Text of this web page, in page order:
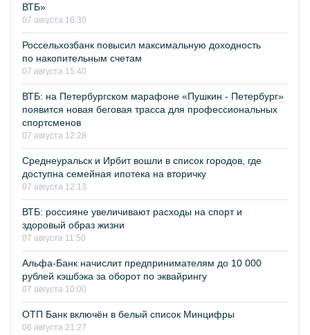
ВТБ»
07 августа 16:30
Россельхозбанк повысил максимальную доходность
по накопительным счетам
07 августа 15:40
ВТБ: на Петербургском марафоне «Пушкин - Петербург»
появится новая беговая трасса для профессиональных
спортсменов
07 августа 12:28
Среднеуральск и Ирбит вошли в список городов, где
доступна семейная ипотека на вторичку
07 августа 12:13
ВТБ: россияне увеличивают расходы на спорт и
здоровый образ жизни
07 августа 11:50
Альфа-Банк начислит предпринимателям до 10 000
рублей кэшбэка за оборот по эквайрингу
07 августа 10:00
ОТП Банк включён в белый список Минцифры
06 августа 21:27